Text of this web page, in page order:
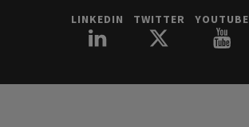
LINKEDIN TWITTER YOUTUBE